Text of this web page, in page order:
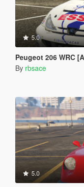
5.0
Peugeot 206 WRC [Add-On /
By rbsace
5.0